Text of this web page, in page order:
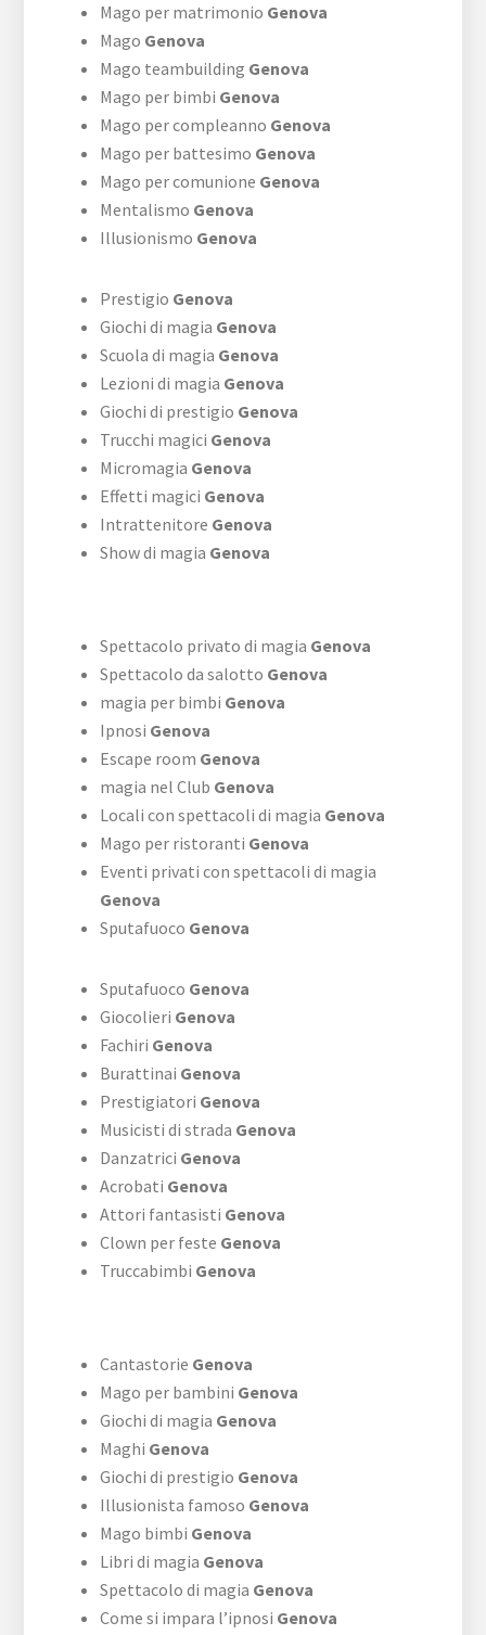
Mago per matrimonio Genova
Mago Genova
Mago teambuilding Genova
Mago per bimbi Genova
Mago per compleanno Genova
Mago per battesimo Genova
Mago per comunione Genova
Mentalismo Genova
Illusionismo Genova
Prestigio Genova
Giochi di magia Genova
Scuola di magia Genova
Lezioni di magia Genova
Giochi di prestigio Genova
Trucchi magici Genova
Micromagia Genova
Effetti magici Genova
Intrattenitore Genova
Show di magia Genova
Spettacolo privato di magia Genova
Spettacolo da salotto Genova
magia per bimbi Genova
Ipnosi Genova
Escape room Genova
magia nel Club Genova
Locali con spettacoli di magia Genova
Mago per ristoranti Genova
Eventi privati con spettacoli di magia
Genova
Sputafuoco Genova
Sputafuoco Genova
Giocolieri Genova
Fachiri Genova
Burattinai Genova
Prestigiatori Genova
Musicisti di strada Genova
Danzatrici Genova
Acrobati Genova
Attori fantasisti Genova
Clown per feste Genova
Truccabimbi Genova
Cantastorie Genova
Mago per bambini Genova
Giochi di magia Genova
Maghi Genova
Giochi di prestigio Genova
Illusionista famoso Genova
Mago bimbi Genova
Libri di magia Genova
Spettacolo di magia Genova
Come si impara l’ipnosi Genova